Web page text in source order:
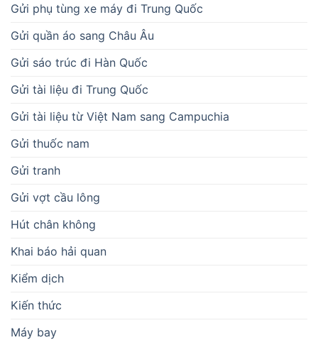
Gửi phụ tùng xe máy đi Trung Quốc
Gửi quần áo sang Châu Âu
Gửi sáo trúc đi Hàn Quốc
Gửi tài liệu đi Trung Quốc
Gửi tài liệu từ Việt Nam sang Campuchia
Gửi thuốc nam
Gửi tranh
Gửi vợt cầu lông
Hút chân không
Khai báo hải quan
Kiểm dịch
Kiến thức
Máy bay